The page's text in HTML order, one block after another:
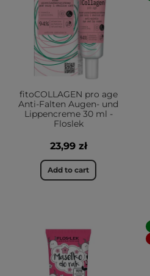
fitoCOLLAGEN pro age
Anti-Falten Augen- und
Lippencreme 30 ml -
Floslek
23,99 zł
Add to cart